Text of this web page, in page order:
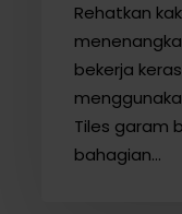
Rehatkan
bekerja
Tiles garam
bahagian…